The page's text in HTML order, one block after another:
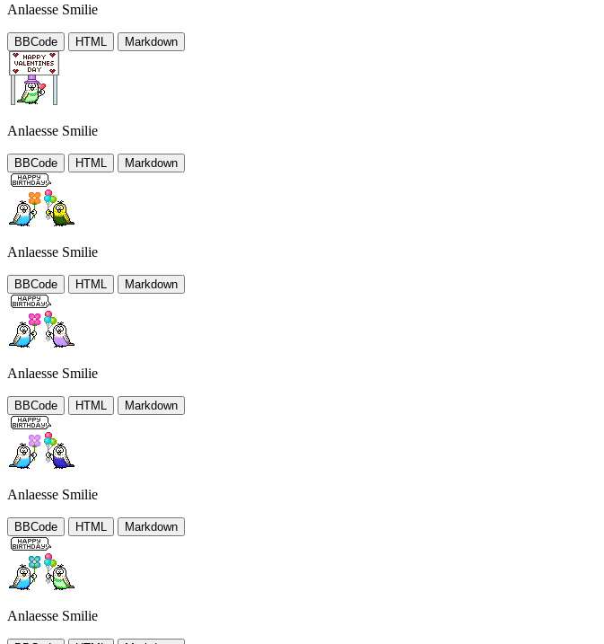
Anlaesse Smilie
BBCode HTML Markdown
Anlaesse Smilie
BBCode HTML Markdown
Anlaesse Smilie
BBCode HTML Markdown
Anlaesse Smilie
BBCode HTML Markdown
Anlaesse Smilie
BBCode HTML Markdown
Anlaesse Smilie